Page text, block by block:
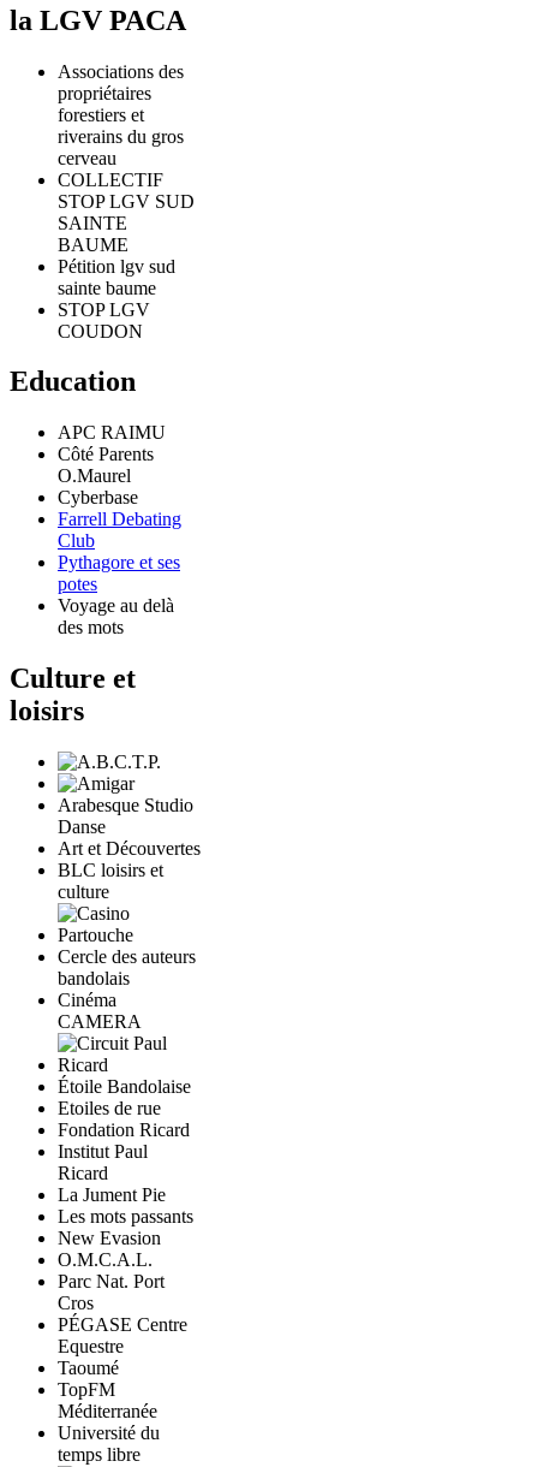
la LGV PACA
Associations des
propriétaires
forestiers et
riverains du gros
cerveau
COLLECTIF
STOP LGV SUD
SAINTE
BAUME
Pétition lgv sud
sainte baume
STOP LGV
COUDON
Education
APC RAIMU
Côté Parents
O.Maurel
Cyberbase
Farrell Debating
Club
Pythagore et ses
potes
Voyage au delà
des mots
Culture et
loisirs
Arabesque Studio
Danse
Art et Découvertes
BLC loisirs et
culture
Cercle des auteurs
bandolais
Cinéma
CAMERA
Étoile Bandolaise
Etoiles de rue
Fondation Ricard
Institut Paul
Ricard
La Jument Pie
Les mots passants
New Evasion
O.M.C.A.L.
Parc Nat. Port
Cros
PÉGASE Centre
Equestre
Taoumé
TopFM
Méditerranée
Université du
temps libre